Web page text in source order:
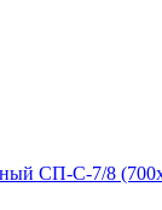
СП-С-7/8